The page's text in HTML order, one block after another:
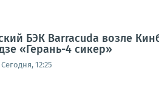
БЭК Barracuda возле
«Герань-4 сикер»
Сегодня, 12:25